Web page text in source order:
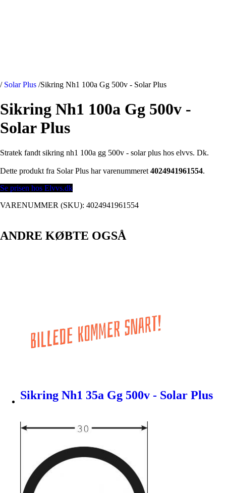
/ Solar Plus /Sikring Nh1 100a Gg 500v - Solar Plus
Sikring Nh1 100a Gg 500v -
Solar Plus
Stratek fandt sikring nh1 100a gg 500v - solar plus hos elvvs. Dk.
Dette produkt fra Solar Plus har varenummeret 4024941961554.
Se prisen hos Elvvs.dk
VARENUMMER (SKU): 4024941961554
ANDRE KØBTE OGSÅ
Sikring Nh1 35a Gg 500v - Solar Plus